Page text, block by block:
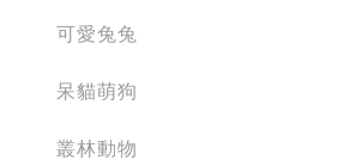
可愛兔兔
呆貓萌狗
叢林動物